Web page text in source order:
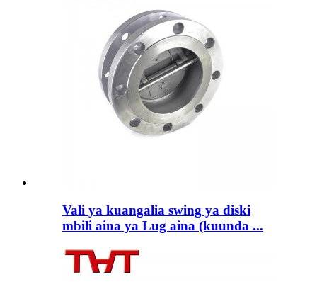
Vali ya kuangalia swing ya diski
mbili aina ya Lug aina (kuunda ...